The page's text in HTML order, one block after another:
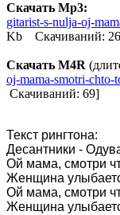
Скачать Mp3:
gitarist-s-nulja-oj-
Kb Скачиваний:
Скачать M4R
oj-mama-smotri-chto-
Скачиваний: 69]
Текст рингтона:
Десантники -
Ой мама, смотри
Женщина
Ой мама, смотри
Женщина